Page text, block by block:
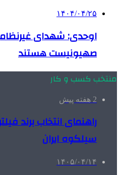
۱۴۰۴/۰۴/۲۵
اوحدی: شهدای
صهیونیست هستند
منتخب کسب و کار
2 هفته پیش
راهنمای انتخاب برند
سیلکوه ایران
۱۴۰۵/۰۴/۱۴